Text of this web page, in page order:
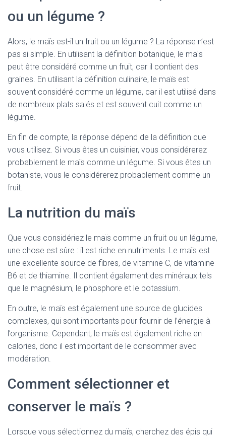
ou un légume ?
Alors, le maïs est-il un fruit ou un légume ? La réponse n’est
pas si simple. En utilisant la définition botanique, le maïs
peut être considéré comme un fruit, car il contient des
graines. En utilisant la définition culinaire, le maïs est
souvent considéré comme un légume, car il est utilisé dans
de nombreux plats salés et est souvent cuit comme un
légume.
En fin de compte, la réponse dépend de la définition que
vous utilisez. Si vous êtes un cuisinier, vous considérerez
probablement le maïs comme un légume. Si vous êtes un
botaniste, vous le considérerez probablement comme un
fruit.
La nutrition du maïs
Que vous considériez le maïs comme un fruit ou un légume,
une chose est sûre : il est riche en nutriments. Le maïs est
une excellente source de fibres, de vitamine C, de vitamine
B6 et de thiamine. Il contient également des minéraux tels
que le magnésium, le phosphore et le potassium.
En outre, le maïs est également une source de glucides
complexes, qui sont importants pour fournir de l’énergie à
l’organisme. Cependant, le maïs est également riche en
calories, donc il est important de le consommer avec
modération.
Comment sélectionner et
conserver le maïs ?
Lorsque vous sélectionnez du maïs, cherchez des épis qui